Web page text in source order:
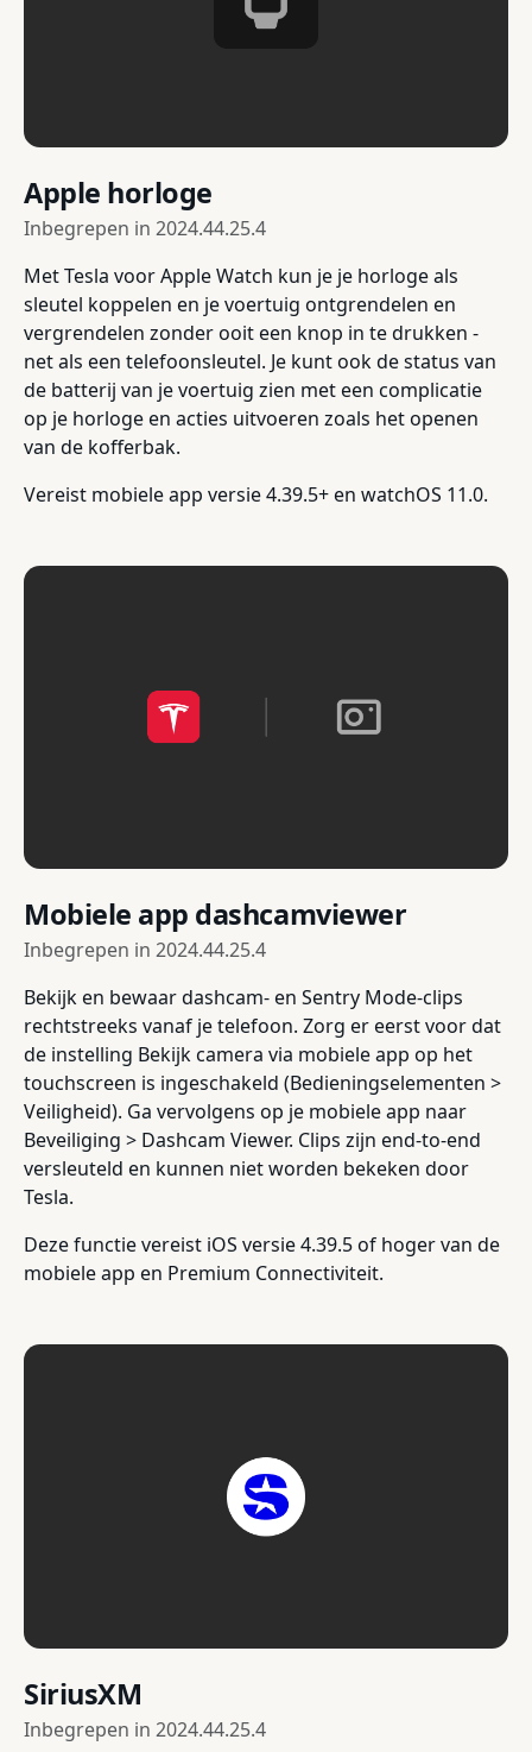
Apple horloge
Inbegrepen in 2024.44.25.4
Met Tesla voor Apple Watch kun je je horloge als
sleutel koppelen en je voertuig ontgrendelen en
vergrendelen zonder ooit een knop in te drukken -
net als een telefoonsleutel. Je kunt ook de status van
de batterij van je voertuig zien met een complicatie
op je horloge en acties uitvoeren zoals het openen
van de kofferbak.
Vereist mobiele app versie 4.39.5+ en watchOS 11.0.
Mobiele app dashcamviewer
Inbegrepen in 2024.44.25.4
Bekijk en bewaar dashcam- en Sentry Mode-clips
rechtstreeks vanaf je telefoon. Zorg er eerst voor dat
de instelling Bekijk camera via mobiele app op het
touchscreen is ingeschakeld (Bedieningselementen >
Veiligheid). Ga vervolgens op je mobiele app naar
Beveiliging > Dashcam Viewer. Clips zijn end-to-end
versleuteld en kunnen niet worden bekeken door
Tesla.
Deze functie vereist iOS versie 4.39.5 of hoger van de
mobiele app en Premium Connectiviteit.
SiriusXM
Inbegrepen in 2024.44.25.4